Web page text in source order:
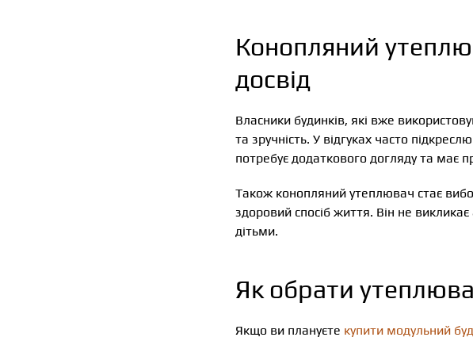
Конопляний
досвід
Власники будинків, які вже
та зручність. У відгуках часто
потребує додаткового догляду та має
Також конопляний утеплювач стає
здоровий спосіб життя. Він не
дітьми.
Як обрати
Якщо ви плануєте купити модульний